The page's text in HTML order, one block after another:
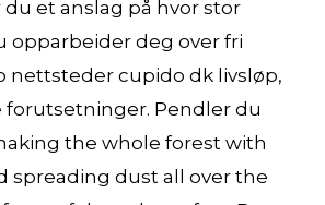
du et anslag på hvor stor
opparbeider deg over fri
nettsteder cupido dk livsløp,
forutsetninger. Pendler du
the whole forest with
spreading dust all over the